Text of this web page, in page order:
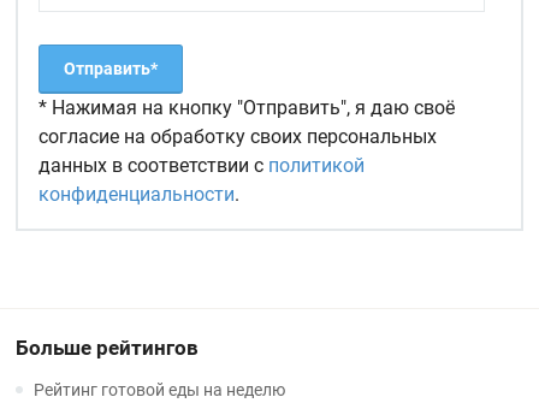
* Нажимая на кнопку "Отправить", я даю своё
согласие на обработку своих персональных
данных в соответствии с политикой
конфиденциальности.
Больше рейтингов
Рейтинг готовой еды на неделю